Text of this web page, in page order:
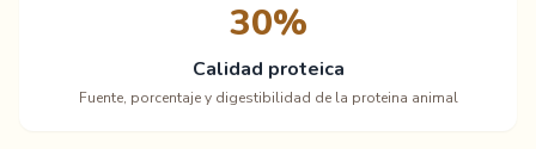
30%
Calidad proteica
Fuente, porcentaje y digestibilidad de la proteina animal